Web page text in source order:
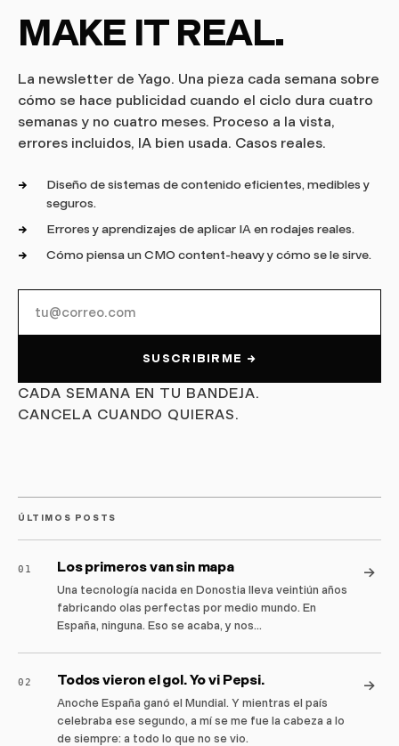
MAKE IT REAL.
La newsletter de Yago. Una pieza cada semana sobre
cómo se hace publicidad cuando el ciclo dura cuatro
semanas y no cuatro meses. Proceso a la vista,
errores incluidos, IA bien usada. Casos reales.
Diseño de sistemas de contenido eficientes, medibles y
seguros.
Errores y aprendizajes de aplicar IA en rodajes reales.
Cómo piensa un CMO content-heavy y cómo se le sirve.
SUSCRIBIRME →
CADA SEMANA EN TU BANDEJA.
CANCELA CUANDO QUIERAS.
ÚLTIMOS POSTS
01 Los primeros van sin mapa
Una tecnología nacida en Donostia lleva veintiún años
fabricando olas perfectas por medio mundo. En
España, ninguna. Eso se acaba, y nos…
→
02 Todos vieron el gol. Yo vi Pepsi.
Anoche España ganó el Mundial. Y mientras el país
celebraba ese segundo, a mí se me fue la cabeza a lo
de siempre: a todo lo que no se vio.
→